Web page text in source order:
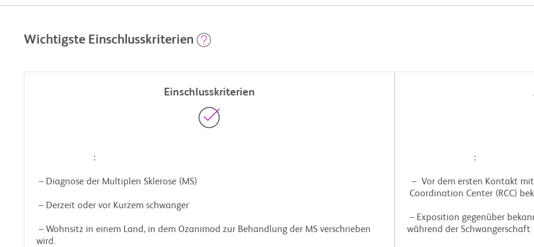
Wichtigste Einschlusskriterien
Einschlusskriterien
wird.
während der Schwangerschaft